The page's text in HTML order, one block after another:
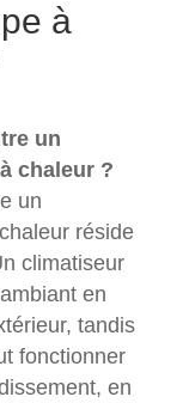
à
un
chaleur ?
un
réside
climatiseur
en
tandis
fonctionner
en